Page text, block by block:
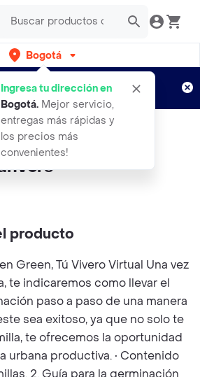
Bogotá
Ingresa tu dirección en
Bogotá. Mejor servicio,
entregas más rápidas y
los precios más
convenientes!
gratis por semanas
Aplican TyC
Orgánicas De
producto
Green, Tú Vivero Virtual Una vez
te indicaremos como llevar el
paso a paso de una manera
sea exitoso, ya que no solo te
te ofrecemos la oportunidad
urbana productiva. • Contenido
2. Guía para la germinación